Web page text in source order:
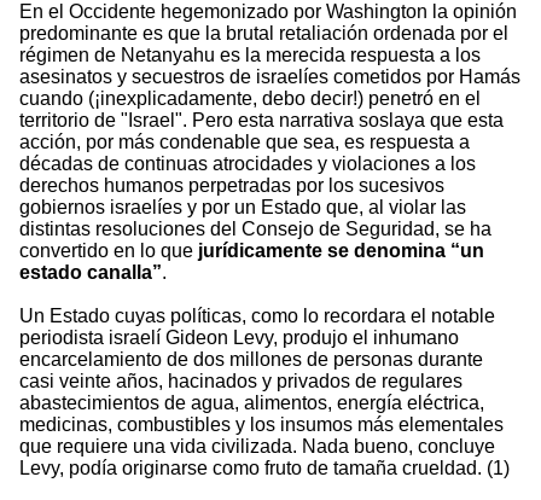
En el Occidente hegemonizado por Washington la opinión
predominante es que la brutal retaliación ordenada por el
régimen de Netanyahu es la merecida respuesta a los
asesinatos y secuestros de israelíes cometidos por Hamás
cuando (¡inexplicadamente, debo decir!) penetró en el
territorio de "Israel". Pero esta narrativa soslaya que esta
acción, por más condenable que sea, es respuesta a
décadas de continuas atrocidades y violaciones a los
derechos humanos perpetradas por los sucesivos
gobiernos israelíes y por un Estado que, al violar las
distintas resoluciones del Consejo de Seguridad, se ha
convertido en lo que jurídicamente se denomina “un
estado canalla”.
Un Estado cuyas políticas, como lo recordara el notable
periodista israelí Gideon Levy, produjo el inhumano
encarcelamiento de dos millones de personas durante
casi veinte años, hacinados y privados de regulares
abastecimientos de agua, alimentos, energía eléctrica,
medicinas, combustibles y los insumos más elementales
que requiere una vida civilizada. Nada bueno, concluye
Levy, podía originarse como fruto de tamaña crueldad. (1)